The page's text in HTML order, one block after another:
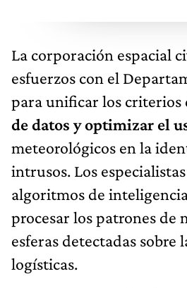
La corporación espacial
esfuerzos con el
para unificar los criterios
de datos y optimizar el
meteorológicos en la
intrusos. Los
algoritmos de
procesar los patrones de
esferas detectadas sobre
logísticas.